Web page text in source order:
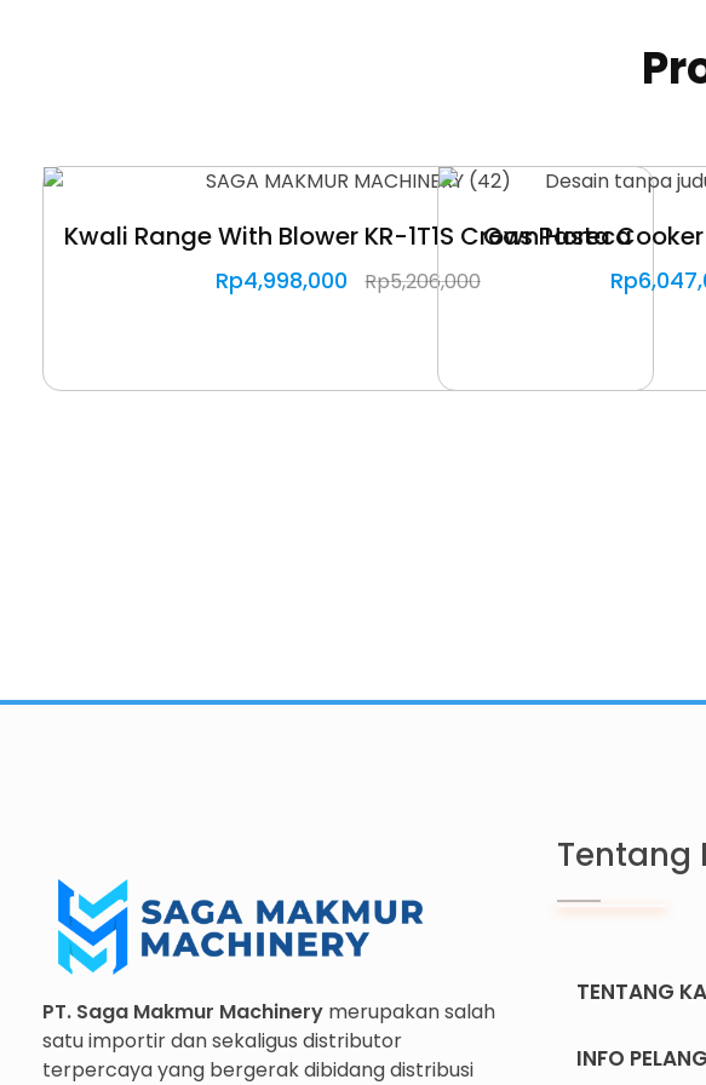
Kwali Range With Blower KR-1T1S Crown Horeca
Rp4,998,000 Rp5,206,000
Gas Pasta
Rp
PT. Saga Makmur Machinery merupakan salah
satu importir dan sekaligus distributor
terpercaya yang bergerak dibidang distribusi
Tentang
TENTANG
INFO